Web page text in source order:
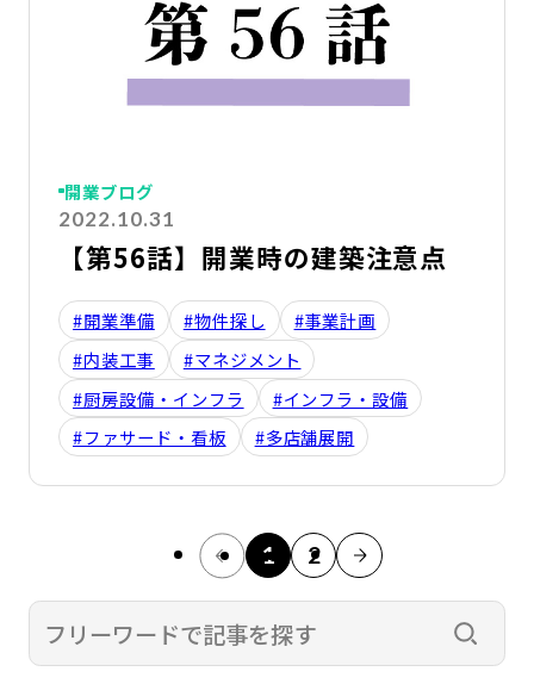
2022.10.31
開業ブログ
【第56話】開業時の建築注意点
#開業準備 #物件探し
#事業計画
#内装工事
#マネジメント
#厨房設備・インフラ
#インフラ・設備
#ファサード・看板
#多店舗展開
1 2
検索す